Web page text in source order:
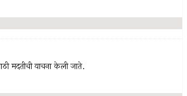
मदतीची याचना केली जाते.